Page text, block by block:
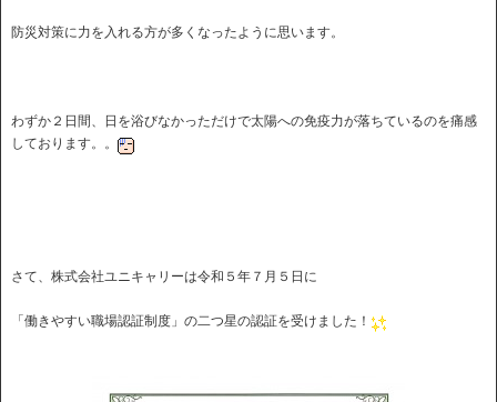
防災対策に力を入れる方が多くなったように思います。
わずか２日間、日を浴びなかっただけで太陽への免疫力が落ちているのを痛感
しております。。
さて、株式会社ユニキャリーは令和５年７月５日に
「働きやすい職場認証制度」の二つ星の認証を受けました！